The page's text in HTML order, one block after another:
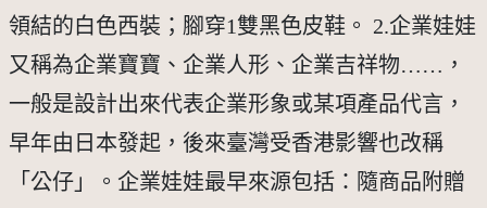
領結的白色西裝；腳穿1雙黑色皮鞋。 2.企業娃娃
又稱為企業寶寶、企業人形、企業吉祥物……，
一般是設計出來代表企業形象或某項產品代言，
早年由日本發起，後來臺灣受香港影響也改稱
「公仔」。企業娃娃最早來源包括：隨商品附贈